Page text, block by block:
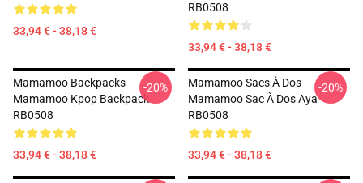
33,94 € - 38,18 €
RB0508
33,94 € - 38,18 €
Mamamoo Backpacks -
Mamamoo Kpop Backpack
RB0508
33,94 € - 38,18 €
-20%
Mamamoo Sacs À Dos -
Mamamoo Sac À Dos Aya
RB0508
33,94 € - 38,18 €
-20%